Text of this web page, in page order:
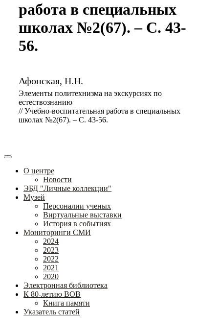
работа в специальных
школах №2(67). – С. 43-
56.
Афонская, Н.Н.
Элементы политехнизма на экскурсиях по
естествознанию
// Учебно-воспитательная работа в специальных
школах №2(67). – С. 43-56.
О центре
Новости
ЭБД "Личные коллекции"
Музей
Персоналии ученых
Виртуальные выставки
История в событиях
Мониторинги СМИ
2024
2023
2022
2021
2020
Электронная библиотека
К 80-летию ВОВ
Книга памяти
Указатель статей